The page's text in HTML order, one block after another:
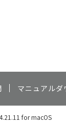
マニュアルダ
for macOS